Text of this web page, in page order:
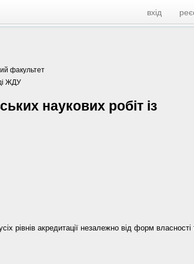
вхід
факультет
ЖДУ
наукових робіт із
рівнів акредитації незалежно від форм власності